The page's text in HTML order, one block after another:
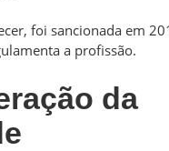
foi sancionada em
a profissão.
da